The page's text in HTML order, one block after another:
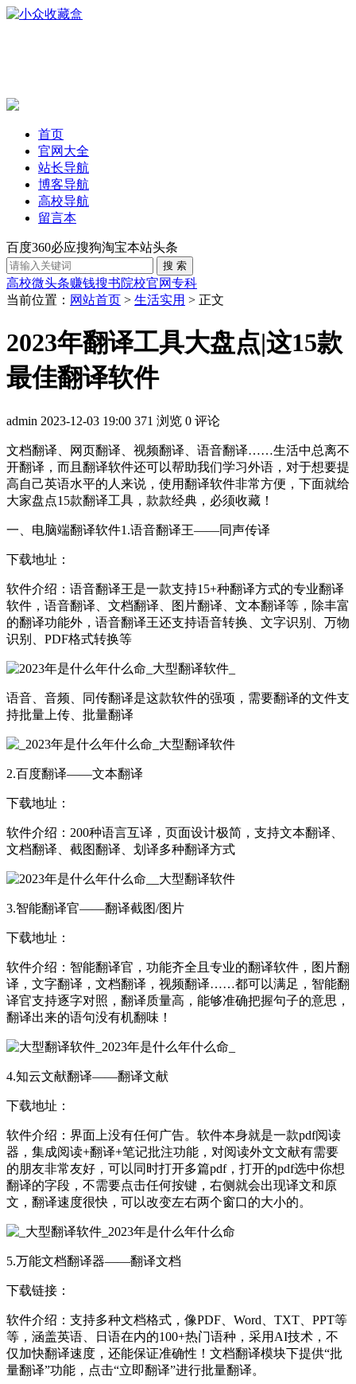
首页
官网大全
站长导航
博客导航
高校导航
留言本
百度360必应搜狗淘宝本站头条
高校微头条赚钱搜书院校官网专科
当前位置： 网站首页 > 生活实用 > 正文
2023年翻译工具大盘点|这15款
最佳翻译软件
admin 2023-12-03 19:00 371 浏览 0 评论
文档翻译、网页翻译、视频翻译、语音翻译……生活中总离不
开翻译，而且翻译软件还可以帮助我们学习外语，对于想要提
高自己英语水平的人来说，使用翻译软件非常方便，下面就给
大家盘点15款翻译工具，款款经典，必须收藏！
一、电脑端翻译软件1.语音翻译王——同声传译
下载地址：
软件介绍：语音翻译王是一款支持15+种翻译方式的专业翻译
软件，语音翻译、文档翻译、图片翻译、文本翻译等，除丰富
的翻译功能外，语音翻译王还支持语音转换、文字识别、万物
识别、PDF格式转换等
语音、音频、同传翻译是这款软件的强项，需要翻译的文件支
持批量上传、批量翻译
2.百度翻译——文本翻译
下载地址：
软件介绍：200种语言互译，页面设计极简，支持文本翻译、
文档翻译、截图翻译、划译多种翻译方式
3.智能翻译官——翻译截图/图片
下载地址：
软件介绍：智能翻译官，功能齐全且专业的翻译软件，图片翻
译，文字翻译，文档翻译，视频翻译……都可以满足，智能翻
译官支持逐字对照，翻译质量高，能够准确把握句子的意思，
翻译出来的语句没有机翻味！
4.知云文献翻译——翻译文献
下载地址：
软件介绍：界面上没有任何广告。软件本身就是一款pdf阅读
器，集成阅读+翻译+笔记批注功能，对阅读外文文献有需要
的朋友非常友好，可以同时打开多篇pdf，打开的pdf选中你想
翻译的字段，不需要点击任何按键，右侧就会出现译文和原
文，翻译速度很快，可以改变左右两个窗口的大小的。
5.万能文档翻译器——翻译文档
下载链接：
软件介绍：支持多种文档格式，像PDF、Word、TXT、PPT等
等，涵盖英语、日语在内的100+热门语种，采用AI技术，不
仅加快翻译速度，还能保证准确性！文档翻译模块下提供“批
量翻译”功能，点击“立即翻译”进行批量翻译。